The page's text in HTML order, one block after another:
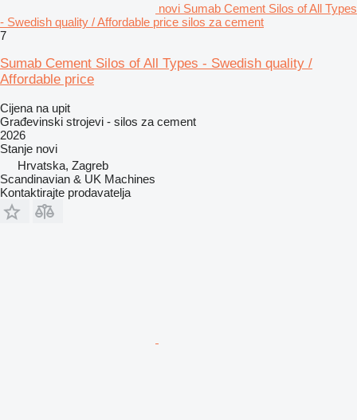
novi Sumab Cement Silos of All Types
- Swedish quality / Affordable price silos za cement
7
Sumab Cement Silos of All Types - Swedish quality /
Affordable price
Cijena na upit
Građevinski strojevi - silos za cement
2026
Stanje novi
Hrvatska, Zagreb
Scandinavian & UK Machines
Kontaktirajte prodavatelja